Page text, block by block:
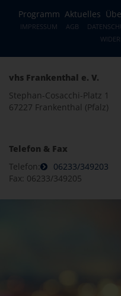
Programm Aktuelles
IMPRESSUM AGB
vhs Frankenthal e. V.
Stephan-Cosacchi-Platz 1
67227 Frankenthal (Pfalz)
Telefon & Fax
Telefon:
06233/349203
Fax: 06233/349205